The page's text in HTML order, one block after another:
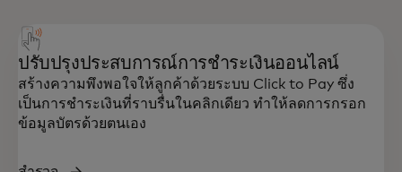
ปรับปรุงประสบการณ์การชำระเงินออนไลน์
สร้างความพึงพอใจให้ลูกค้าด้วยระบบ Click to Pay ซึ่ง
เป็นการชำระเงินที่ราบรื่นในคลิกเดียว ทำให้ลดการกรอก
ข้อมูลบัตรด้วยตนเอง